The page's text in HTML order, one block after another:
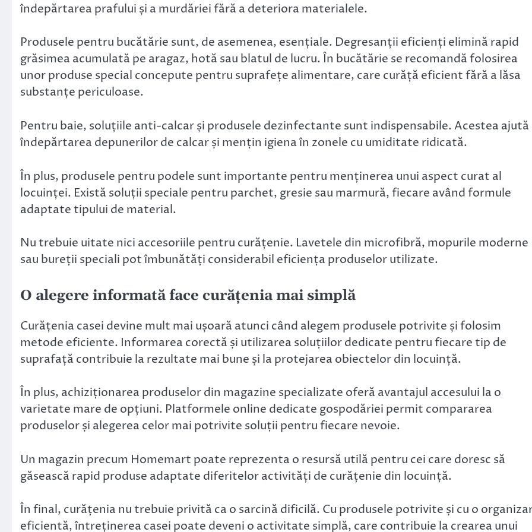
îndepărtarea prafului și a murdăriei fără a deteriora materialele.
Produsele pentru bucătărie sunt, de asemenea, esențiale. Degresanții eficienți elimină rapid
grăsimea acumulată pe aragaz, hotă sau blatul de lucru. În bucătărie se recomandă folosirea
unor produse special concepute pentru suprafețe alimentare, care curăță eficient fără a lăsa
substanțe periculoase.
Pentru baie, soluțiile anti-calcar și produsele dezinfectante sunt indispensabile. Acestea ajută
îndepărtarea depunerilor de calcar și mențin igiena în zonele cu umiditate ridicată.
În plus, produsele pentru podele sunt importante pentru menținerea unui aspect curat al
locuinței. Există soluții speciale pentru parchet, gresie sau marmură, fiecare având formule
adaptate tipului de material.
Nu trebuie uitate nici accesoriile pentru curățenie. Lavetele din microfibră, mopurile moderne
sau bureții speciali pot îmbunătăți considerabil eficiența produselor utilizate.
O alegere informată face curățenia mai simplă
Curățenia casei devine mult mai ușoară atunci când alegem produsele potrivite și folosim
metode eficiente. Informarea corectă și utilizarea soluțiilor dedicate pentru fiecare tip de
suprafață contribuie la rezultate mai bune și la protejarea obiectelor din locuință.
În plus, achiziționarea produselor din magazine specializate oferă avantajul accesului la o
varietate mare de opțiuni. Platformele online dedicate gospodăriei permit compararea
produselor și alegerea celor mai potrivite soluții pentru fiecare nevoie.
Un magazin precum Homemart poate reprezenta o resursă utilă pentru cei care doresc să
găsească rapid produse adaptate diferitelor activități de curățenie din locuință.
În final, curățenia nu trebuie privită ca o sarcină dificilă. Cu produsele potrivite și cu o
eficientă, întreținerea casei poate deveni o activitate simplă, care contribuie la crearea unui